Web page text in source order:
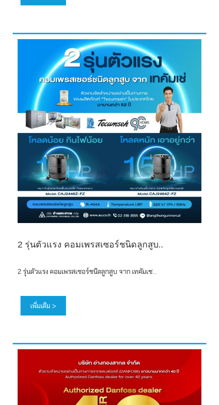
2 รุ่นตัวแรง คอมเพรสเซอร์ชนิดลูกสูบ..
2 รุ่นตัวแรง คอมเพรสเซอร์ชนิดลูกสูบ จาก เทคัมเช...
เพิ่มเติม >